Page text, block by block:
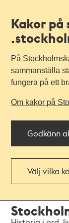
Kakor
På
sammanställa
fungera på ett
Om kakor på
Godkänn
Välj vilka
navigationen
huvudinnehållet